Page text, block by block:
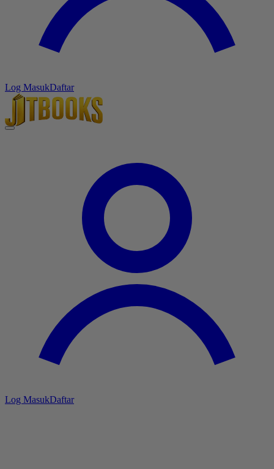
Log MasukDaftar
Log MasukDaftar